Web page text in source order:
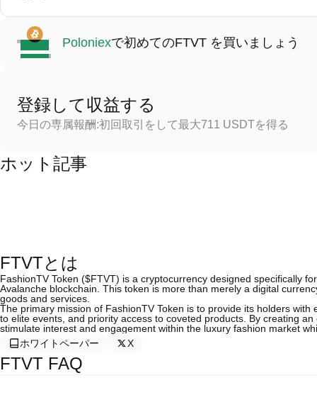
Poloniexで初めてのFTVT を買いましょう
登録して収益する
今日の専属報酬:初回取引をして最大711 USDTを得る
ホット記事
FTVTとは
FashionTV Token ($FTVT) is a cryptocurrency designed specifically
Avalanche blockchain. This token is more than merely a digital
goods and services.
The primary mission of FashionTV Token is to provide its holders
to elite events, and priority access to coveted products. By creating
stimulate interest and engagement within the luxury fashion market
ホワイトペーパー
X
FTVT FAQ